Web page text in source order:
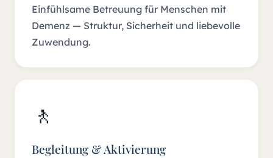
Einfühlsame Betreuung für Menschen mit
Demenz — Struktur, Sicherheit und liebevolle
Zuwendung.
🚶
Begleitung & Aktivierung